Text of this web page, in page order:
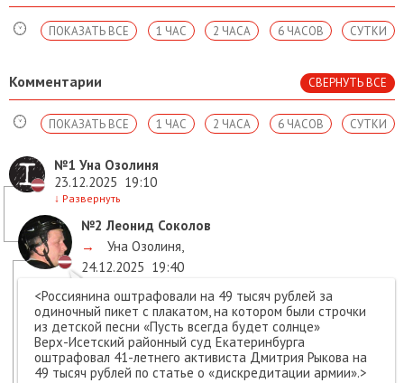
СУТКИ
6 ЧАСОВ
2 ЧАСА
1 ЧАС
ПОКАЗАТЬ ВСЕ
Комментарии СВЕРНУТЬ ВСЕ
СУТКИ
6 ЧАСОВ
2 ЧАСА
1 ЧАС
ПОКАЗАТЬ ВСЕ
№1 Уна Озолиня
23.12.2025 19:10
↓ Развернуть
№2 Леонид Соколов
→
Уна Озолиня,
24.12.2025 19:40
<Россиянина оштрафовали на 49 тысяч рублей за
одиночный пикет с плакатом, на котором были строчки
из детской песни «Пусть всегда будет солнце»
Верх-Исетский районный суд Екатеринбурга
оштрафовал 41-летнего активиста Дмитрия Рыкова на
49 тысяч рублей по статье о «дискредитации армии».>